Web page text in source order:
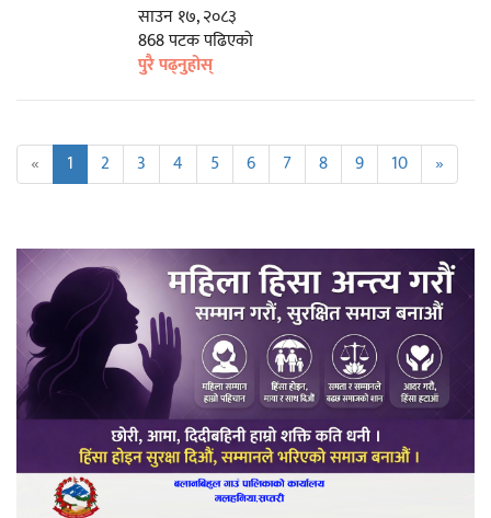
साउन १७, २०८३
868 पटक पढिएको
पुरै पढ्नुहोस्
« 1 2 3 4 5 6 7 8 9 10 »